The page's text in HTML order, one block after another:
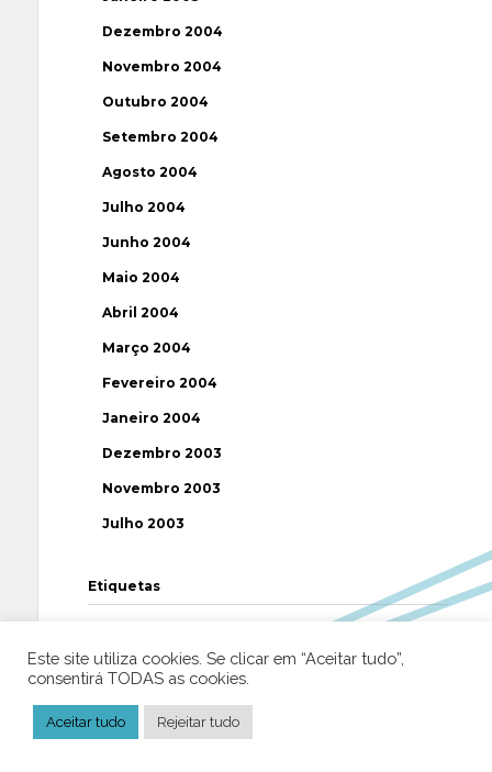
Dezembro 2004
Novembro 2004
Outubro 2004
Setembro 2004
Agosto 2004
Julho 2004
Junho 2004
Maio 2004
Abril 2004
Março 2004
Fevereiro 2004
Janeiro 2004
Dezembro 2003
Novembro 2003
Julho 2003
Etiquetas
BISPO BRASIL CATOLICISMO
CIÊNCIA CRISTIANISMO
Este site utiliza cookies. Se clicar em “Aceitar tudo”,
consentirá TODAS as cookies.
Aceitar tudo Rejeitar tudo